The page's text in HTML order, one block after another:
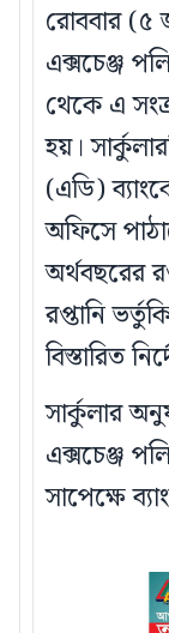
রোববার (৫
এক্সচেঞ্জ
থেকে এ
হয়।
(এডি)
অফিসে
অর্থবছরের
রপ্তানি
বিস্তারিত
সার্কুলার
এক্সচেঞ্জ
সাপেক্ষে